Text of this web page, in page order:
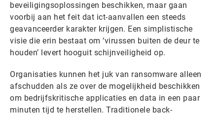
beveiligingsoplossingen beschikken, maar gaan
voorbij aan het feit dat ict-aanvallen een steeds
geavanceerder karakter krijgen. Een simplistische
visie die erin bestaat om ‘virussen buiten de deur te
houden’ levert hooguit schijnveiligheid op.
Organisaties kunnen het juk van ransomware alleen
afschudden als ze over de mogelijkheid beschikken
om bedrijfskritische applicaties en data in een paar
minuten tijd te herstellen. Traditionele back-